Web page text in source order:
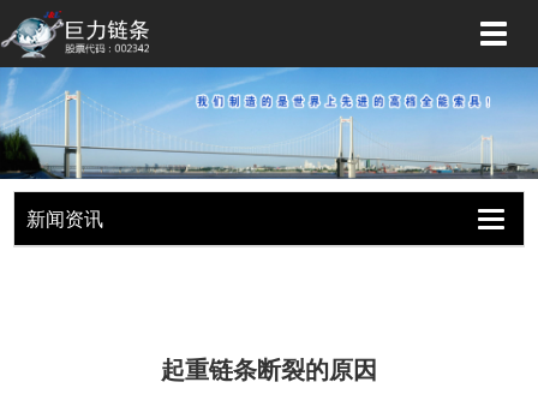
切
航
新闻资讯
切
换
起重链条断裂的原因